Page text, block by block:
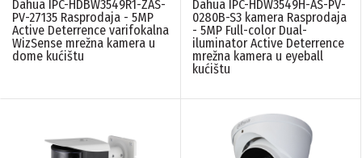
Dahua IPC-HDBW3549R1-ZAS-
PV-27135 Rasprodaja - 5MP
Active Deterrence varifokalna
WizSense mrežna kamera u
dome kućištu
Dahua IPC-HDW3549H-AS-PV-
0280B-S3 kamera Rasprodaja
- 5MP Full-color Dual-
iluminator Active Deterrence
mrežna kamera u eyeball
kućištu